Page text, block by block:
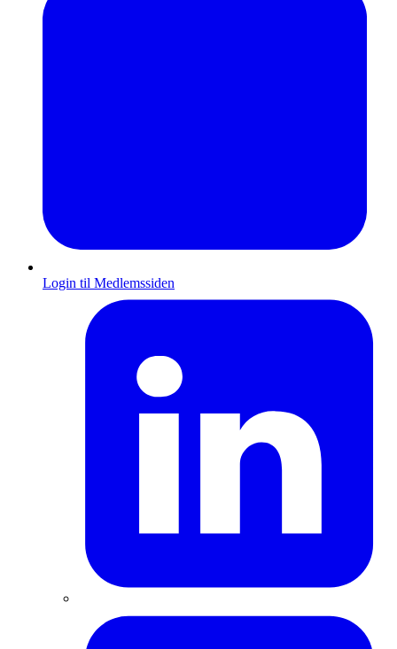
Login til Medlemssiden